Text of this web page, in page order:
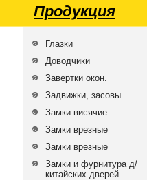
Продукция
Глазки
Доводчики
Завертки окон.
Задвижки, засовы
Замки висячие
Замки врезные
Замки врезные
Замки и фурнитура д/
китайских дверей